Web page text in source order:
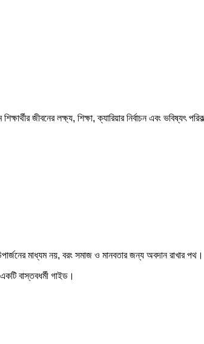
জীবনের লক্ষ্য, শিক্ষা, ক্যারিয়ার নির্বাচন এবং ভবিষ্যৎ
মাধ্যম নয়, বরং সমাজ ও মানবতার জন্য অবদান রাখার পথ।
বাস্তবধর্মী গাইড।